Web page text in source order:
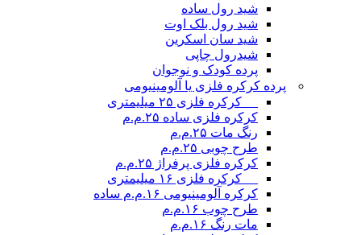
شید رول ساده
شید رول بلک اوت
شید سان اسکرین
شیدرول چاپی
پرده کودک و نوجوان
پرده کرکره فلزی یا آلومینیومی
__ کرکره فلزی ۲۵ میلیمتری
کرکره فلزی ساده ۲۵.م.م
رنگ مات ۲۵.م.م
طرح چوبی ۲۵.م.م
کرکره فلزی پرفراژ ۲۵.م.م
__ کرکره فلزی ۱۶ میلیمتری
کرکره آلومینیومی ۱۶.م.م ساده
طرح چوب ۱۶.م.م
مات رنگ ۱۶.م.م